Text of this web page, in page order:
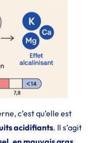
c’est qu’elle est
acidifiants. Il s’agit